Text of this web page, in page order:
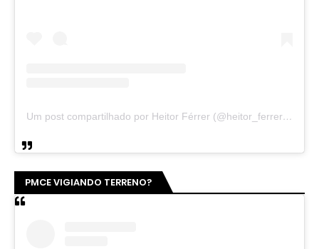
Um post compartilhado por Heitor Férrer (@heitor_ferrer77)
PMCE VIGIANDO TERRENO?